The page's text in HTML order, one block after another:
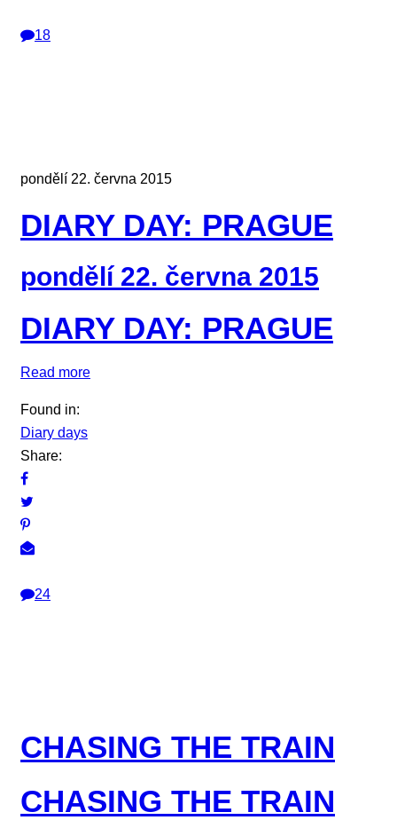
18
pondělí 22. června 2015
DIARY DAY: PRAGUE
pondělí 22. června 2015
DIARY DAY: PRAGUE
Read more
Found in:
Diary days
Share:
24
CHASING THE TRAIN
CHASING THE TRAIN